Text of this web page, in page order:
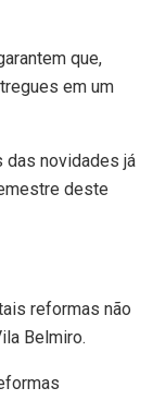
que,
em um
das novidades já
deste
reformas não
Belmiro.